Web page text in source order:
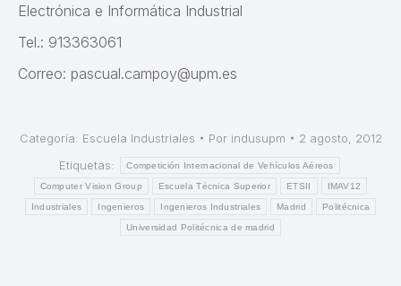
Electrónica e Informática Industrial
Tel.: 913363061
Correo: pascual.campoy@upm.es
Categoría: Escuela Industriales Por indusupm
2 agosto, 2012
Etiquetas:
Competición Internacional de Vehículos Aéreos
Computer Vision Group Escuela Técnica Superior ETSII IMAV12
Industriales Ingenieros Ingenieros Industriales Madrid Politécnica
Universidad Politécnica de madrid